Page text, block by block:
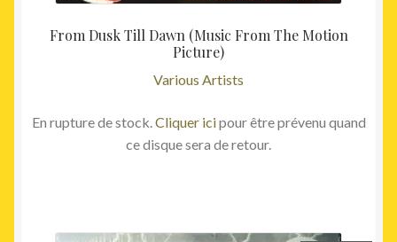
From Dusk Till Dawn (Music From The Motion
Picture)
Various Artists
En rupture de stock. Cliquer icipour être prévenu quand
ce disque sera de retour.